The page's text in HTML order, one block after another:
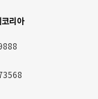
코리아